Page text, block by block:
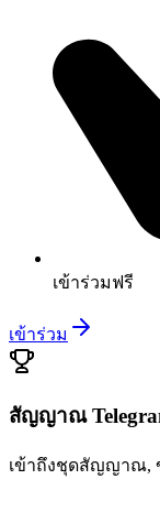
เข้าร่วมฟรี
เข้าร่วม
สัญญาณ
เข้าถึงชุดสัญญาณ,